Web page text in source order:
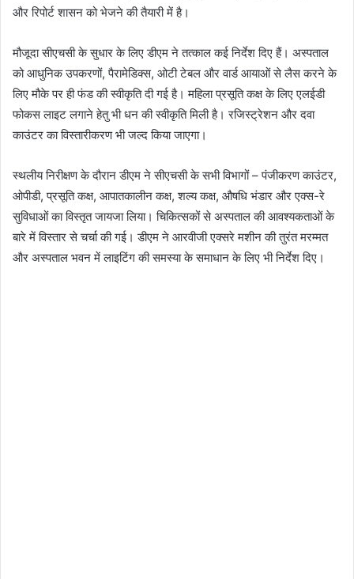
और रिपोर्ट शासन को भेजने की तैयारी में है।
मौजूदा सीएचसी के सुधार के लिए डीएम ने तत्काल कई निर्देश दिए हैं। अस्पताल
को आधुनिक उपकरणों, पैरामेडिक्स, ओटी टेबल और वार्ड आयाओं से लैस करने के
लिए मौके पर ही फंड की स्वीकृति दी गई है। महिला प्रसूति कक्ष के लिए एलईडी
फोकस लाइट लगाने हेतु भी धन की स्वीकृति मिली है। रजिस्ट्रेशन और दवा
काउंटर का विस्तारीकरण भी जल्द किया जाएगा।
स्थलीय निरीक्षण के दौरान डीएम ने सीएचसी के सभी विभागों – पंजीकरण काउंटर,
ओपीडी, प्रसूति कक्ष, आपातकालीन कक्ष, शल्य कक्ष, औषधि भंडार और एक्स-रे
सुविधाओं का विस्तृत जायजा लिया। चिकित्सकों से अस्पताल की आवश्यकताओं के
बारे में विस्तार से चर्चा की गई। डीएम ने आरवीजी एक्सरे मशीन की तुरंत मरम्मत
और अस्पताल भवन में लाइटिंग की समस्या के समाधान के लिए भी निर्देश दिए।